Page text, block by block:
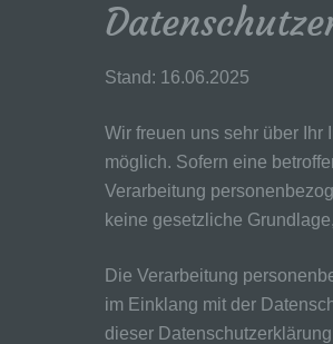
Stand: 16.06.2025
Wir freuen uns sehr über
möglich. Sofern eine
Verarbeitung
keine gesetzliche
Die Verarbeitung
im Einklang mit der
dieser